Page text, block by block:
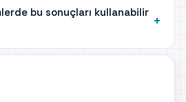
bu sonuçları kullanabilir